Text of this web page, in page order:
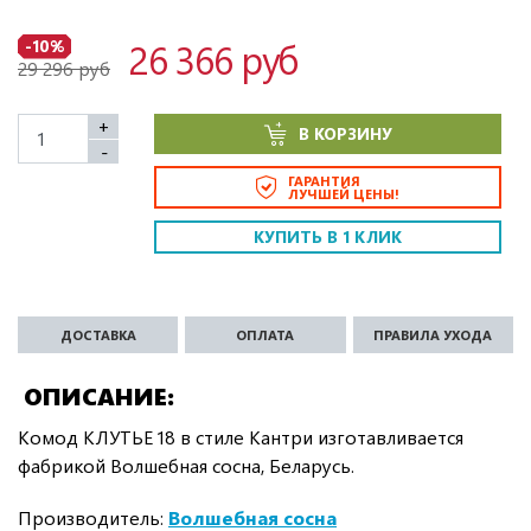
-10%
29 296 руб 26 366 руб
+
-
В КОРЗИНУ
ГАРАНТИЯ
ЛУЧШЕЙ ЦЕНЫ!
КУПИТЬ В 1 КЛИК
ОПИСАНИЕ
ДОСТАВКА ОПЛАТА ПРАВИЛА УХОДА
Комод КЛУТЬЕ 18 в стиле Кантри изготавливается
фабрикой Волшебная сосна, Беларусь.
Производитель: Волшебная сосна